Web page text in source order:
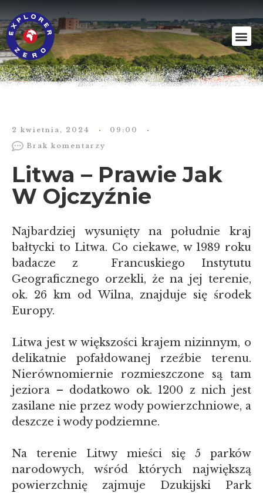
2 kwietnia, 2024
09:00
Brak komentarzy
Litwa – Prawie Jak
W Ojczyźnie
Najbardziej wysunięty na południe kraj
bałtycki to Litwa. Co ciekawe, w 1989 roku
badacze z Francuskiego Instytutu
Geograficznego orzekli, że na jej terenie,
ok. 26 km od Wilna, znajduje się środek
Europy.
Litwa jest w większości krajem nizinnym, o
delikatnie pofałdowanej rzeźbie terenu.
Nierównomiernie rozmieszczone są tam
jeziora – dodatkowo ok. 1200 z nich jest
zasilane nie przez wody powierzchniowe, a
deszcze i wody podziemne.
Na terenie Litwy mieści się 5 parków
narodowych, wśród których największą
powierzchnię zajmuje Dzukijski Park